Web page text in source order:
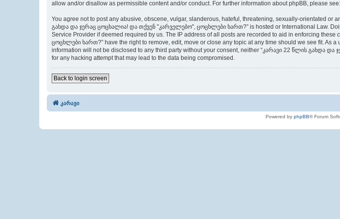
allow and/or disallow as permissible content and/or conduct. For further information about phpBB, please see:
You agree not to post any abusive, obscene, vulgar, slanderous, hateful, threatening, sexually-orientated or
გახდა და ჯერაც ცოცხალია! და თქვენ "კარველებო", ცოცხლები ხართ?” is hosted or International Law.
Service Provider if deemed required by us. The IP address of all posts are recorded to aid in enforcing
ცოცხლები ხართ?” have the right to remove, edit, move or close any topic at any time should we see fit. As
information will not be disclosed to any third party without your consent, neither “კარავი 22 წლის გახდა
for any hacking attempt that may lead to the data being compromised.
Back to login screen
კარავი
Powered by phpBB® Forum